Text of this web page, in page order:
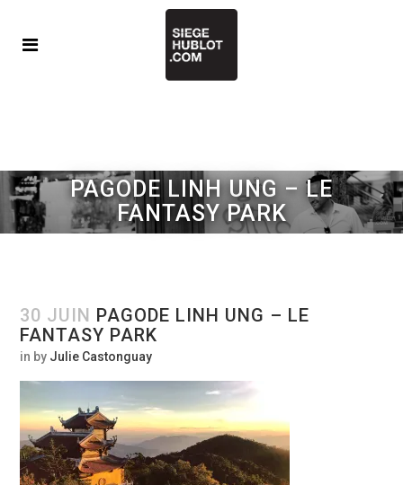
PAGODE LINH UNG – LE
FANTASY PARK
30 JUIN PAGODE LINH UNG – LE
FANTASY PARK
in by Julie Castonguay